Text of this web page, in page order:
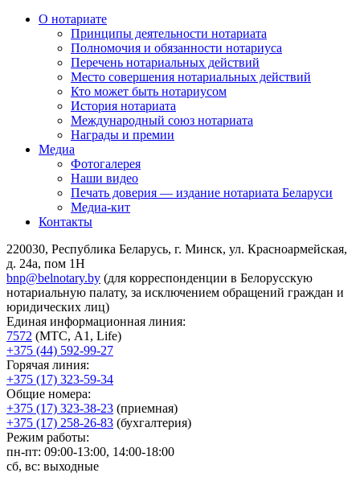
О нотариате
Принципы деятельности нотариата
Полномочия и обязанности нотариуса
Перечень нотариальных действий
Место совершения нотариальных действий
Кто может быть нотариусом
История нотариата
Международный союз нотариата
Награды и премии
Медиа
Фотогалерея
Наши видео
Печать доверия — издание нотариата Беларуси
Медиа-кит
Контакты
220030, Республика Беларусь, г. Минск, ул. Красноармейская,
д. 24а, пом 1Н
bnp@belnotary.by (для корреспонденции в Белорусскую
нотариальную палату, за исключением обращений граждан и
юридических лиц)
Единая информационная линия:
7572 (МТС, A1, Life)
+375 (44) 592-99-27
Горячая линия:
+375 (17) 323-59-34
Общие номера:
+375 (17) 323-38-23 (приемная)
+375 (17) 258-26-83 (бухгалтерия)
Режим работы:
пн-пт: 09:00-13:00, 14:00-18:00
сб, вс: выходные